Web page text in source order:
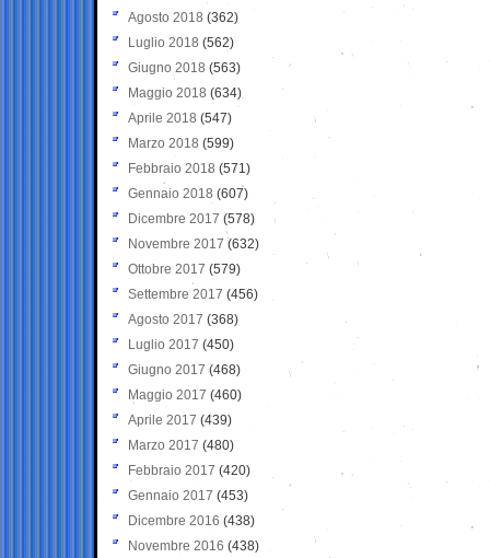
Agosto 2018 (362)
Luglio 2018 (562)
Giugno 2018 (563)
Maggio 2018 (634)
Aprile 2018 (547)
Marzo 2018 (599)
Febbraio 2018 (571)
Gennaio 2018 (607)
Dicembre 2017 (578)
Novembre 2017 (632)
Ottobre 2017 (579)
Settembre 2017 (456)
Agosto 2017 (368)
Luglio 2017 (450)
Giugno 2017 (468)
Maggio 2017 (460)
Aprile 2017 (439)
Marzo 2017 (480)
Febbraio 2017 (420)
Gennaio 2017 (453)
Dicembre 2016 (438)
Novembre 2016 (438)